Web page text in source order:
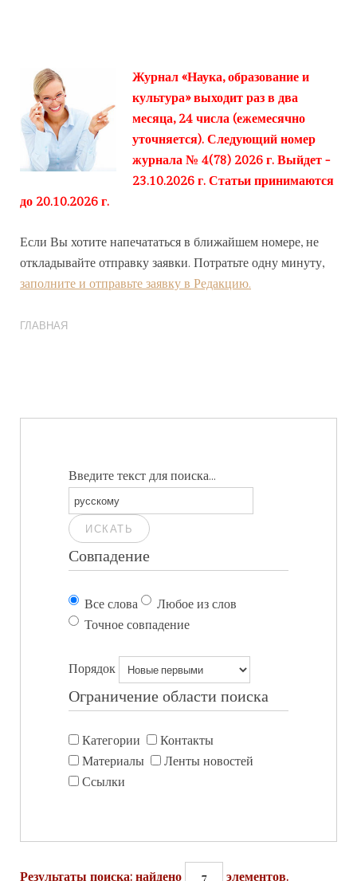
Журнал «Наука, образование и
культура» выходит раз в два
месяца, 24 числа (ежемесячно
уточняется). Следующий номер
журнала № 4(78) 2026 г. Выйдет -
23.10.2026 г. Статьи принимаются
до 20.10.2026 г.
Если Вы хотите напечататься в ближайшем номере, не
откладывайте отправку заявки. Потратьте одну минуту,
заполните и отправьте заявку в Редакцию.
ГЛАВНАЯ
Введите текст для поиска...
ИСКАТЬ
Совпадение
Все слова
Любое из слов
Точное совпадение
Порядок
Ограничение области поиска
Категории
Контакты
Материалы
Ленты новостей
Ссылки
Результаты поиска: найдено 7
элементов.